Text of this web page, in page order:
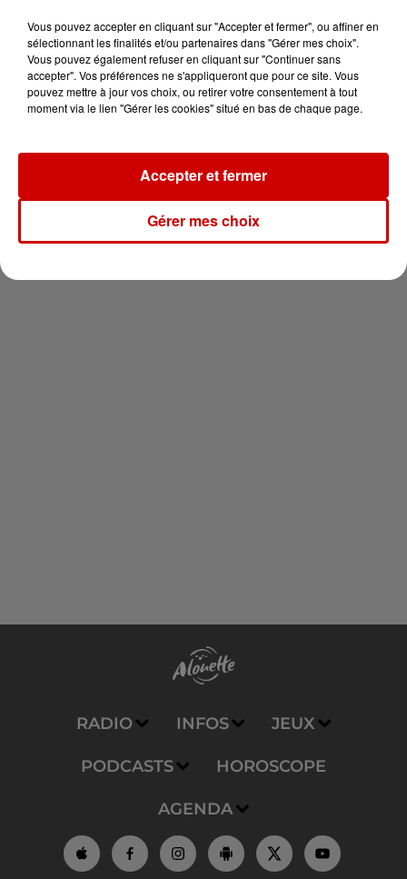
Le Duel - Gagnez votre balade
en jet ski !
Newsletter
RADIO INFOS JEUX
PODCASTS HOROSCOPE
AGENDA
Vous pouvez accepter en cliquant sur "Accepter et fermer", ou affiner en
sélectionnant les finalités et/ou partenaires dans "Gérer mes choix".
Vous pouvez également refuser en cliquant sur "Continuer sans
accepter". Vos préférences ne s'appliqueront que pour ce site. Vous
pouvez mettre à jour vos choix, ou retirer votre consentement à tout
moment via le lien "Gérer les cookies" situé en bas de chaque page.
Gérer mes choix
Accepter et fermer